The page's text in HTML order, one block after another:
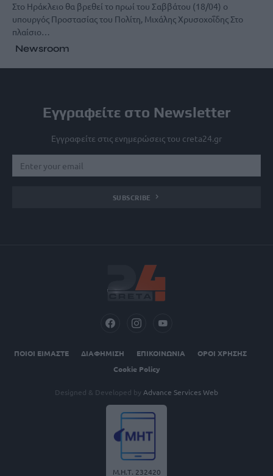
Στο Ηράκλειο θα βρεθεί το πρωί του Σαββάτου (18/04) ο
υπουργός Προστασίας του Πολίτη, Μιχάλης Χρυσοχοΐδης Στο
πλαίσιο…
Newsroom
Εγγραφείτε στο Newsletter
Εγγραφείτε στις ενημερώσεις του creta24.gr
SUBSCRIBE
ΠΟΙΟΙ ΕΙΜΑΣΤΕ ΔΙΑΦΗΜΙΣΗ ΕΠΙΚΟΙΝΩΝΙΑ
ΟΡΟΙ ΧΡΗΣΗΣ
Cookie Policy
Designed & Developed by Advance Services Web
Μ.Η.Τ. 232420